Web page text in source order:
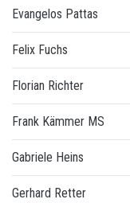
Evangelos Pattas
Felix Fuchs
Florian Richter
Frank Kämmer MS
Gabriele Heins
Gerhard Retter